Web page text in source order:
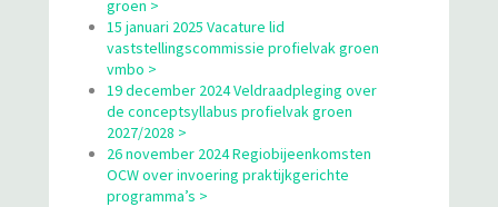
groen >
15 januari 2025 Vacature lid
vaststellingscommissie profielvak groen
vmbo >
19 december 2024 Veldraadpleging over
de conceptsyllabus profielvak groen
2027/2028 >
26 november 2024 Regiobijeenkomsten
OCW over invoering praktijkgerichte
programma’s >